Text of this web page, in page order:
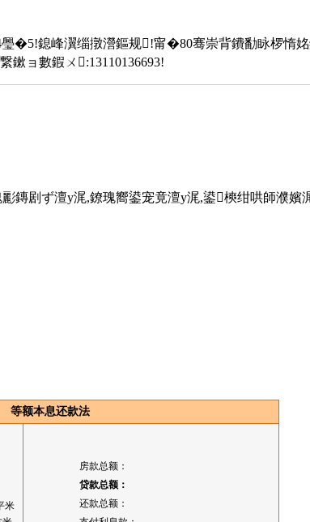
�5!鎴峰瀷缁撴瀯鏂规!甯�80骞崇背鐨勫眿椤惰
鏉ョ數鍜ㄨ:13110136693!
鏄剧ず澶у浘,鐐瑰嚮鍙宠竟澶у浘,鍙樉绀哄師濮嬪